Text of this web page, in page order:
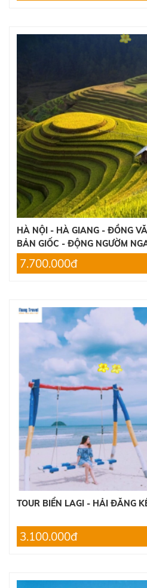
HÀ NỘI - HÀ GIANG - ĐỒNG
BẢN GIỐC - ĐỘNG NGƯỜM
7.700.000đ
TOUR BIỂN LAGI - HẢI ĐĂNG
3.100.000đ